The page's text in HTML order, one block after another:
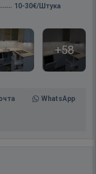
10-30€/Штука
+58
WhatsApp